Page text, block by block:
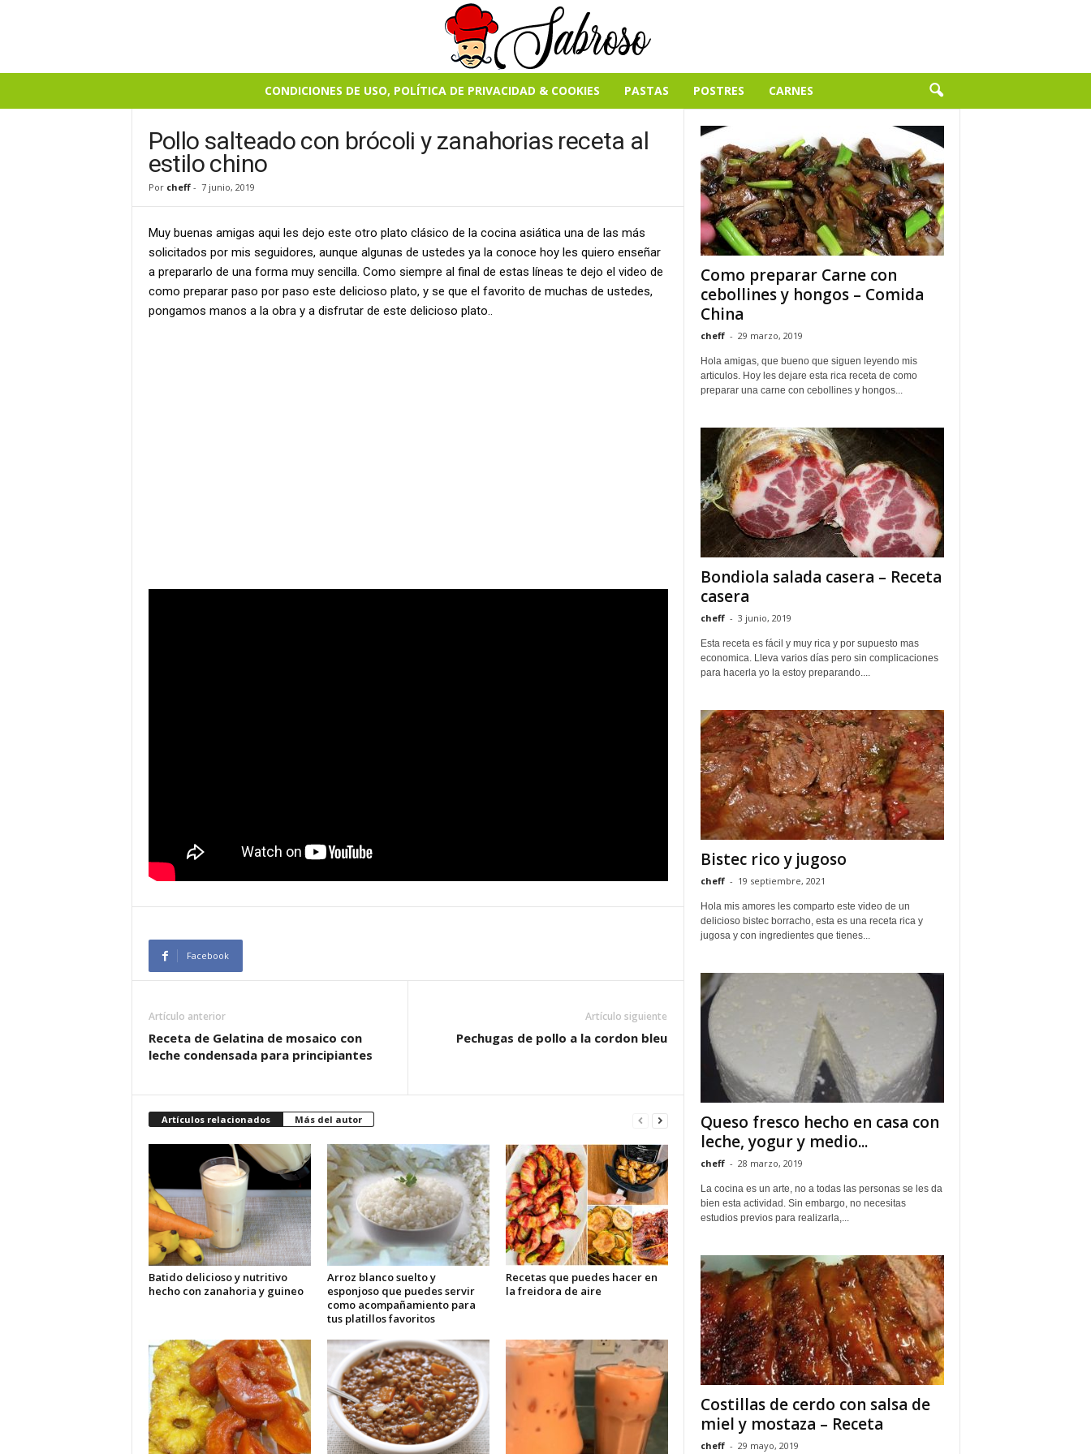
CONDICIONES DE USO, POLÍTICA DE PRIVACIDAD & COOKIES PASTAS POSTRES CARNES
Pollo salteado con brócoli y zanahorias receta al
estilo chino
Por cheff- 7 junio, 2019
Muy buenas amigas aqui les dejo este otro plato clásico de la cocina asiática una de las más
solicitados por mis seguidores, aunque algunas de ustedes ya la conoce hoy les quiero enseñar
a prepararlo de una forma muy sencilla. Como siempre al final de estas líneas te dejo el video de
como preparar paso por paso este delicioso plato, y se que el favorito de muchas de ustedes,
pongamos manos a la obra y a disfrutar de este delicioso plato..
Facebook
Artículo anterior
Receta de Gelatina de mosaico con
leche condensada para principiantes
Artículo siguiente
Pechugas de pollo a la cordon bleu
Artículos relacionados Más del autor
Batido delicioso y nutritivo
hecho con zanahoria y guineo
Arroz blanco suelto y
esponjoso que puedes servir
como acompañamiento para
tus platillos favoritos
Recetas que puedes hacer en
la freidora de aire
Como preparar Carne con
cebollines y hongos – Comida
China
cheff - 29 marzo, 2019
Hola amigas, que bueno que siguen leyendo mis
articulos. Hoy les dejare esta rica receta de como
preparar una carne con cebollines y hongos...
Bondiola salada casera – Receta
casera
cheff - 3 junio, 2019
Esta receta es fácil y muy rica y por supuesto mas
economica. Lleva varios días pero sin complicaciones
para hacerla yo la estoy preparando....
Bistec rico y jugoso
cheff - 19 septiembre, 2021
Hola mis amores les comparto este video de un
delicioso bistec borracho, esta es una receta rica y
jugosa y con ingredientes que tienes...
Queso fresco hecho en casa con
leche, yogur y medio...
cheff - 28 marzo, 2019
La cocina es un arte, no a todas las personas se les da
bien esta actividad. Sin embargo, no necesitas
estudios previos para realizarla,...
Costillas de cerdo con salsa de
miel y mostaza – Receta
cheff - 29 mayo, 2019